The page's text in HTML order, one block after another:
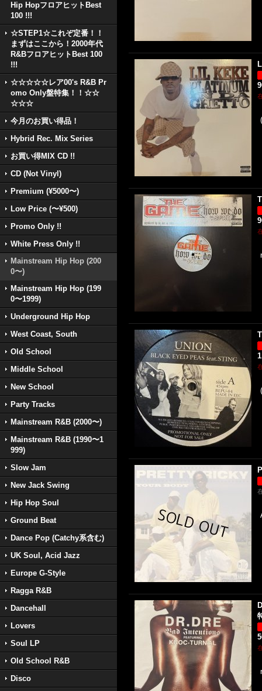
Hip HopフロアヒットBest
100 !!!
☆STEP1☆これぞ定番！！
まずはここから！2000年代
R&BフロアヒットBest 100
!!!
☆☆☆☆☆レア00's R&B Pr
omo Only盤特集！！☆☆
☆☆☆
今月のお買い得品！
Hybrid Rec. Mix Series
お買い得MIX CD !!
CD (Not Vinyl)
Premium (¥5000〜)
Low Price (〜¥500)
Promo Only !!
White Press Only !!
Mainstream Hip Hop (200
0〜)
Mainstream Hip Hop (199
0〜1999)
Underground Hip Hop
West Coast, South
Old School
Middle School
New School
Party Tracks
Mainstream R&B (2000〜)
Mainstream R&B (1990〜1
999)
Slow Jam
New Jack Swing
Hip Hop Soul
Ground Beat
Dance Pop (Catchy系含む)
UK Soul, Acid Jazz
Europe G-Style
Ragga R&B
Dancehall
Lovers
Soul LP
Old School R&B
Disco